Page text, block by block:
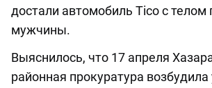
достали автомобиль Tico с телом
мужчины.
Выяснилось, что 17 апреля
районная прокуратура возбудила